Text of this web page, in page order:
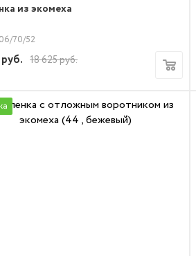
из экомеха
70/52
руб. 18 625руб.